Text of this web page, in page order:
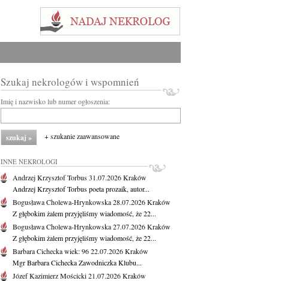
Szukaj nekrologów i wspomnień
Imię i nazwisko lub numer ogłoszenia:
+ szukanie zaawansowane
INNE NEKROLOGI
Andrzej Krzysztof Torbus31.07.2026Kraków
Andrzej Krzysztof Torbus poeta prozaik, autor...
Bogusława Cholewa-Hrynkowska28.07.2026Kraków
Z głębokim żalem przyjęliśmy wiadomość, że 22...
Bogusława Cholewa-Hrynkowska27.07.2026Kraków
Z głębokim żalem przyjęliśmy wiadomość, że 22...
Barbara Cicheckawiek: 9622.07.2026Kraków
Mgr Barbara Cichecka Zawodniczka Klubu...
Józef Kazimierz Mościcki21.07.2026Kraków